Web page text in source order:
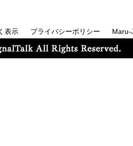
表示 プライバシーポリシー Maru-